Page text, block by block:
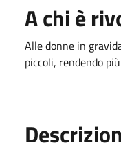
A chi è
Alle donne in
piccoli, rendendo